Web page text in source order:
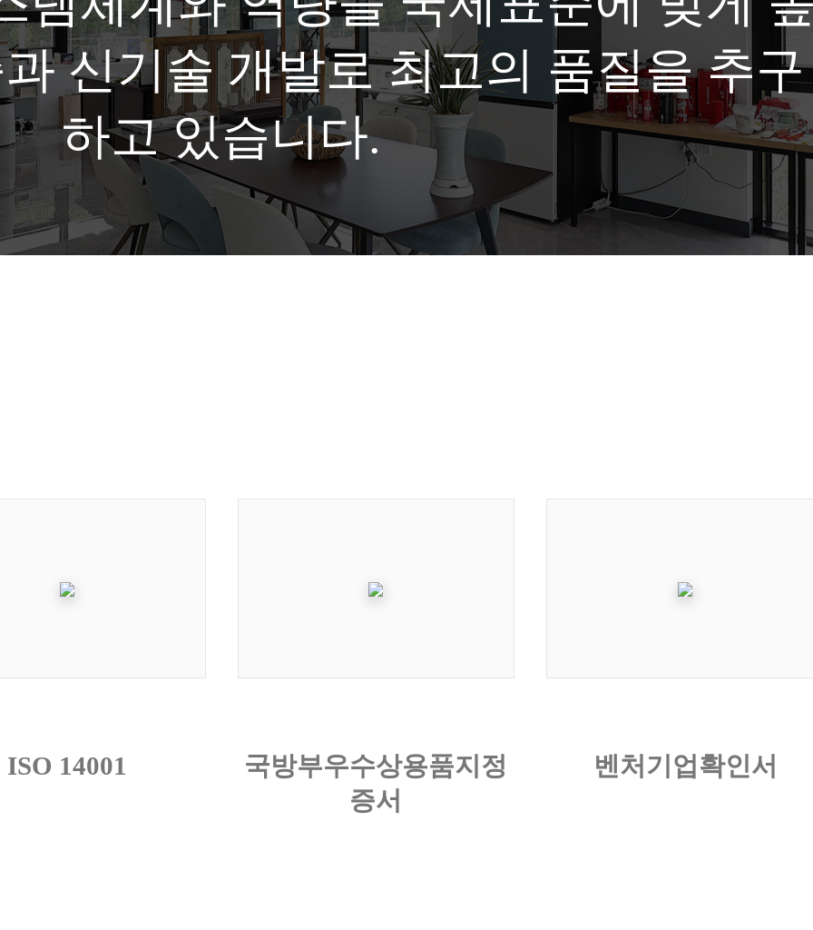
신기술 개발로 최고의 품질을 추구
하고 있습니다.
ISO 14001
국방부우수상용품지정
증서
벤처기업확인서